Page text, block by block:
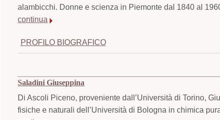
alambicchi. Donne e scienza in Piemonte dal 1840 al
continua
PROFILO BIOGRAFICO
Saladini Giuseppina
Di Ascoli Piceno, proveniente dall’Università di Torino,
fisiche e naturali dell’Università di Bologna in chimica